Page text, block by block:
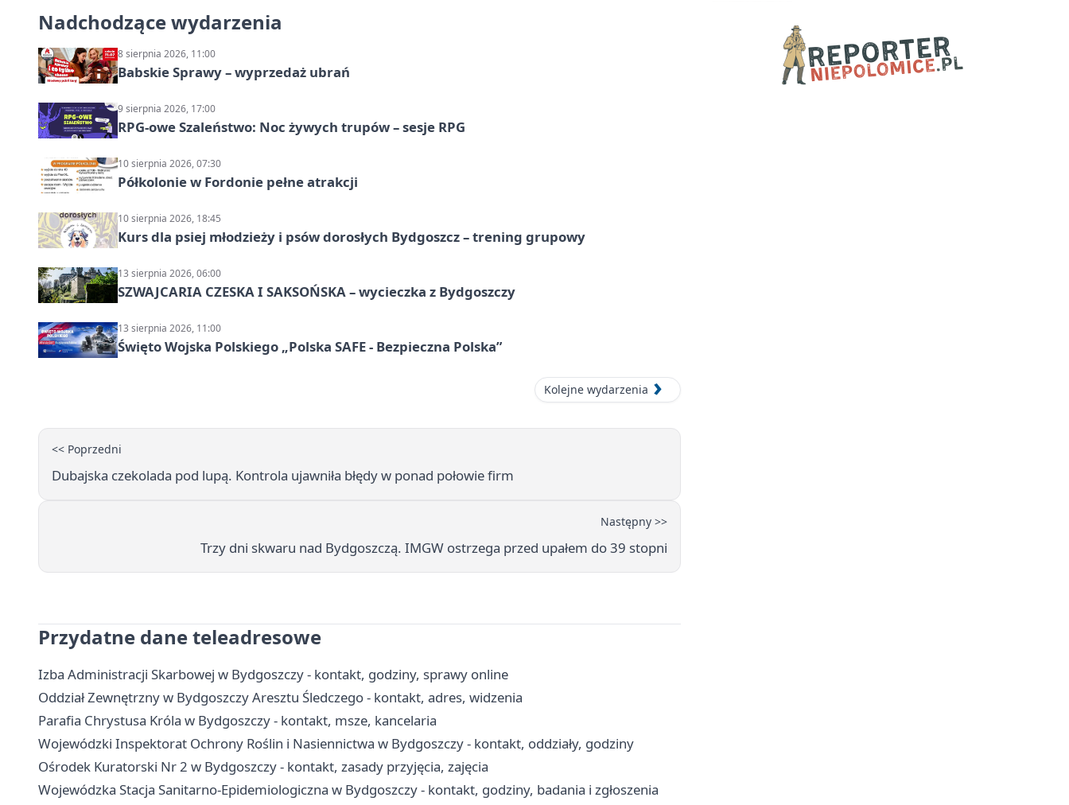
Nadchodzące wydarzenia
8 sierpnia 2026, 11:00
Babskie Sprawy – wyprzedaż ubrań
9 sierpnia 2026, 17:00
RPG-owe Szaleństwo: Noc żywych trupów – sesje RPG
10 sierpnia 2026, 07:30
Półkolonie w Fordonie pełne atrakcji
10 sierpnia 2026, 18:45
Kurs dla psiej młodzieży i psów dorosłych Bydgoszcz – trening grupowy
13 sierpnia 2026, 06:00
SZWAJCARIA CZESKA I SAKSOŃSKA – wycieczka z Bydgoszczy
13 sierpnia 2026, 11:00
Święto Wojska Polskiego „Polska SAFE - Bezpieczna Polska”
Kolejne wydarzenia
<< Poprzedni
Dubajska czekolada pod lupą. Kontrola ujawniła błędy w ponad połowie firm
Następny >>
Trzy dni skwaru nad Bydgoszczą. IMGW ostrzega przed upałem do 39 stopni
Przydatne dane teleadresowe
Izba Administracji Skarbowej w Bydgoszczy - kontakt, godziny, sprawy online
Oddział Zewnętrzny w Bydgoszczy Aresztu Śledczego - kontakt, adres, widzenia
Parafia Chrystusa Króla w Bydgoszczy - kontakt, msze, kancelaria
Wojewódzki Inspektorat Ochrony Roślin i Nasiennictwa w Bydgoszczy - kontakt, oddziały, godziny
Ośrodek Kuratorski Nr 2 w Bydgoszczy - kontakt, zasady przyjęcia, zajęcia
Wojewódzka Stacja Sanitarno-Epidemiologiczna w Bydgoszczy - kontakt, godziny, badania i zgłoszenia